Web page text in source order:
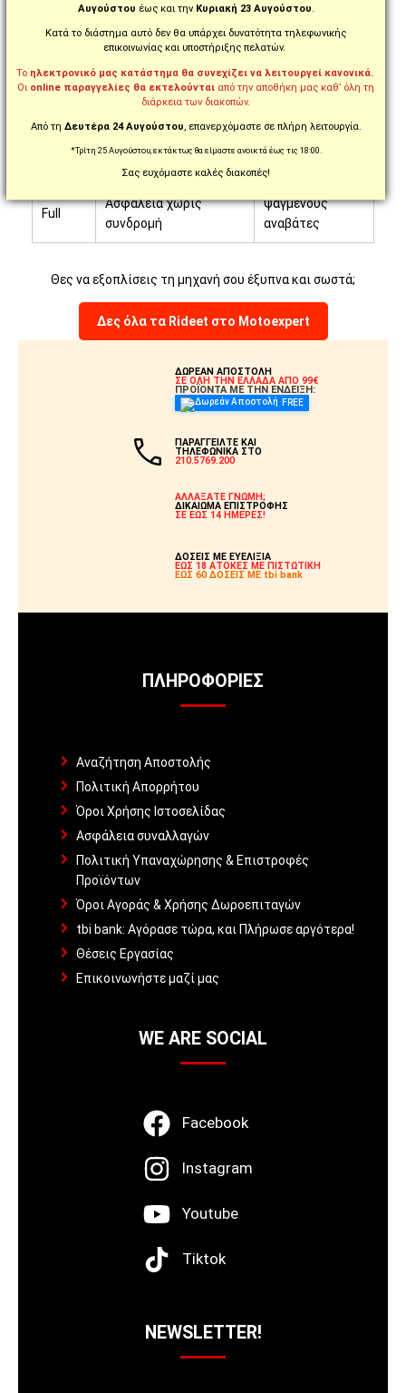
TPMS
Έλεγχος πίεσης και
θερμοκρασίας
ελαστικών
Όλους τους
αναβάτες
ONE SE
συνδρομή
χρήση, απλή
ασφάλεια
Full
Ασφάλεια χωρίς
συνδρομή
ψαγμένους
αναβάτες
Θες να εξοπλίσεις τη μηχανή σου έξυπνα και σωστά;
Δες όλα τα Rideet στο Motoexpert
ΔΩΡΕΑΝ ΑΠΟΣΤΟΛΗ
ΣΕ ΟΛΗ ΤΗΝ ΕΛΛΑΔΑ ΑΠΟ 99€
ΠΡΟΪΟΝΤΑ ΜΕ ΤΗΝ ΕΝΔΕΙΞΗ:
FREE
ΠΑΡΑΓΓΕΙΛΤΕ ΚΑΙ
ΤΗΛΕΦΩΝΙΚΑ ΣΤΟ
210.5769.200
ΑΛΛΑΞΑΤΕ ΓΝΩΜΗ;
ΔΙΚΑΙΩΜΑ ΕΠΙΣΤΡΟΦΗΣ
ΣΕ ΕΩΣ 14 ΗΜΕΡΕΣ!
ΔΟΣΕΙΣ ΜΕ ΕΥΕΛΙΞΙΑ
ΕΩΣ 18 ΑΤΟΚΕΣ ΜΕ ΠΙΣΤΩΤΙΚΗ
ΕΩΣ 60 ΔΟΣΕΙΣ ΜΕ tbi bank
ΠΛΗΡΟΦΟΡΊΕΣ
Αναζήτηση Αποστολής
Πολιτική Απορρήτου
Όροι Χρήσης Ιστοσελίδας
Ασφάλεια συναλλαγών
Πολιτική Υπαναχώρησης & Επιστροφές
Προϊόντων
Όροι Αγοράς & Χρήσης Δωροεπιταγών
tbi bank: Αγόρασε τώρα, και Πλήρωσε αργότερα!
Θέσεις Εργασίας
Επικοινωνήστε μαζί μας
WE ARE SOCIAL
Facebook
Instagram
Youtube
Tiktok
NEWSLETTER!
Αυγούστου έως και τηνΚυριακή 23 Αυγούστου.
Κατά το διάστημα αυτό δεν θα υπάρχει δυνατότητα τηλεφωνικής
επικοινωνίας και υποστήριξης πελατών.
Το ηλεκτρονικό μας κατάστημα θα συνεχίζει να λειτουργεί κανονικά.
Οι online παραγγελίες θα εκτελούνται από την αποθήκη μας καθ’ όλη τη
διάρκεια των διακοπών.
Από τη Δευτέρα 24 Αυγούστου, επανερχόμαστε σε πλήρη λειτουργία.
*Τρίτη 25 Αυγούστου, εκτάκτως θα είμαστε ανοικτά έως τις 18:00.
Σας ευχόμαστε καλές διακοπές!